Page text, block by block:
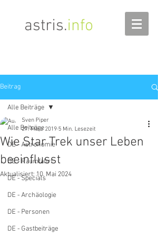
astris.info
Beitrag
Alle Beiträge
DE - Astronomie
DE - Raumfahrt
DE - Specials
DE - Archäologie
DE - Personen
DE - Gastbeiträge
Alle Beiträge
Wie Star Trek unser Leben
beeinflusst
Sven Piper
27. März 2019 5 Min. Lesezeit
Aktualisiert: 10. Mai 2024